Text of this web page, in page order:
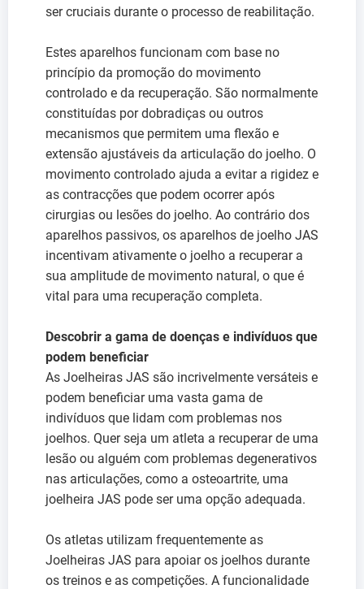
ser cruciais durante o processo de reabilitação.
Estes aparelhos funcionam com base no
princípio da promoção do movimento
controlado e da recuperação. São normalmente
constituídas por dobradiças ou outros
mecanismos que permitem uma flexão e
extensão ajustáveis da articulação do joelho. O
movimento controlado ajuda a evitar a rigidez e
as contracções que podem ocorrer após
cirurgias ou lesões do joelho. Ao contrário dos
aparelhos passivos, os aparelhos de joelho JAS
incentivam ativamente o joelho a recuperar a
sua amplitude de movimento natural, o que é
vital para uma recuperação completa.
Descobrir a gama de doenças e indivíduos que
podem beneficiar
As Joelheiras JAS são incrivelmente versáteis e
podem beneficiar uma vasta gama de
indivíduos que lidam com problemas nos
joelhos. Quer seja um atleta a recuperar de uma
lesão ou alguém com problemas degenerativos
nas articulações, como a osteoartrite, uma
joelheira JAS pode ser uma opção adequada.
Os atletas utilizam frequentemente as
Joelheiras JAS para apoiar os joelhos durante
os treinos e as competições. A funcionalidade